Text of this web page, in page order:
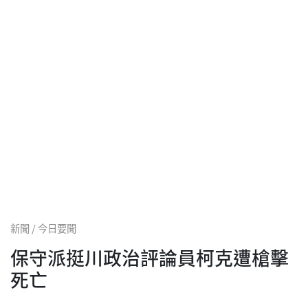
新聞 / 今日要聞
保守派挺川政治評論員柯克遭槍擊
死亡